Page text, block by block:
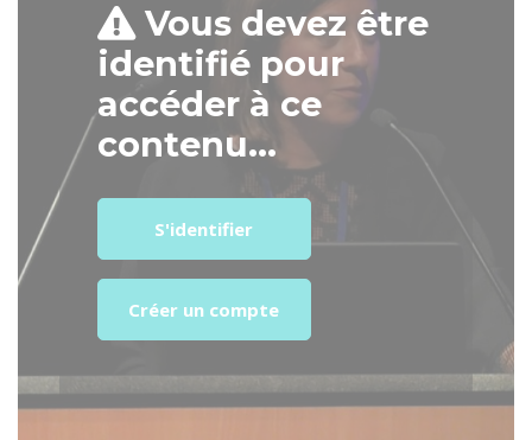
Vous devez être
identifié pour
accéder à ce
contenu...
S'identifier
Créer un compte